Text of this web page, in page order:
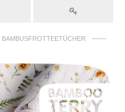
BAMBUSFROTTEETÜCHER ——